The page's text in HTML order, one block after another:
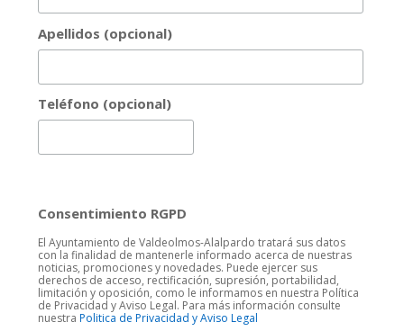
Apellidos (opcional)
Teléfono (opcional)
Consentimiento RGPD
El Ayuntamiento de Valdeolmos-Alalpardo tratará sus datos
con la finalidad de mantenerle informado acerca de nuestras
noticias, promociones y novedades. Puede ejercer sus
derechos de acceso, rectificación, supresión, portabilidad,
limitación y oposición, como le informamos en nuestra Política
de Privacidad y Aviso Legal. Para más información consulte
nuestra Politica de Privacidad y Aviso Legal